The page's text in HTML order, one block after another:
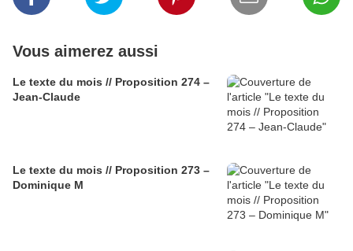
Vous aimerez aussi
Le texte du mois // Proposition 274 –
Jean-Claude
Le texte du mois // Proposition 273 –
Dominique M